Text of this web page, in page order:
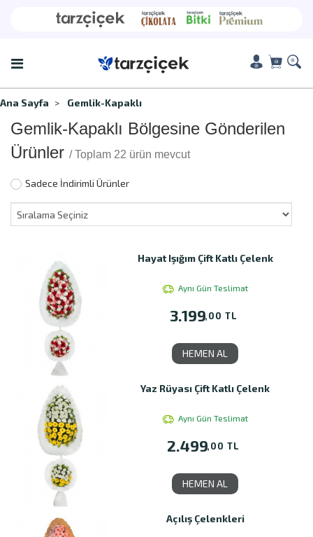
Ana Sayfa Gemlik-Kapaklı
Gemlik-Kapaklı Bölgesine Gönderilen
Ürünler / Toplam 22 ürün mevcut
Sadece İndirimli Ürünler
Hayat Işığım Çift Katlı Çelenk
Aynı Gün Teslimat
3.199,00 TL
HEMEN AL
Yaz Rüyası Çift Katlı Çelenk
Aynı Gün Teslimat
2.499,00 TL
HEMEN AL
Açılış Çelenkleri